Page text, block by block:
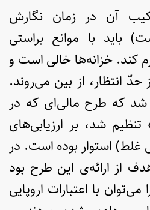
آن در زمان نگارش
باید با موانع براستی
خزانه‌ها خالی است و
حدّ انتظار، از بین می‌روند.
شد که طرح مالی‌ای که در
تنظیم شد، بر ارزیابی‌های
غلط) استوار بوده است. در
از ارائه‌ی این طرح بود
با اعتبارات اروپایی